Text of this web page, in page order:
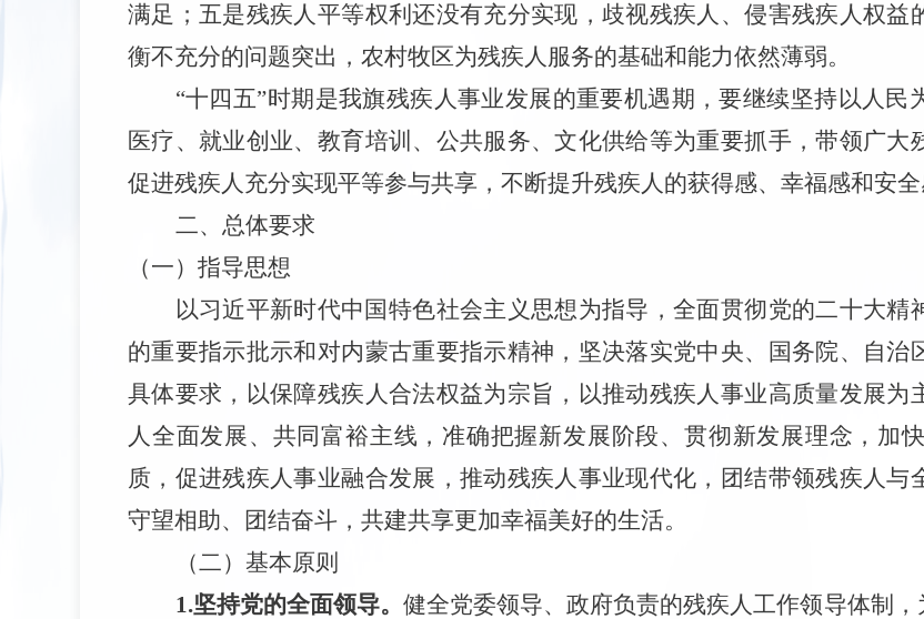
满足；五是残疾人平等权利还没有充分实现，歧视残疾人、侵害残疾人权
衡不充分的问题突出，农村牧区为残疾人服务的基础和能力依然薄弱。
“十四五”时期是我旗残疾人事业发展的重要机遇期，要继续坚持以人民
医疗、就业创业、教育培训、公共服务、文化供给等为重要抓手，带领广大
促进残疾人充分实现平等参与共享，不断提升残疾人的获得感、幸福感和安全
二、 总体要求
（一）指导思想
以习近平新时代中国特色社会主义思想为指导，全面贯彻党的二十大
的重要指示批示和对内蒙古重要指示精神，坚决落实党中央、国务院、
自治
具体要求，以保障残疾人合法权益为宗旨，以推动残疾人事业高质量发展为
人全面发展、共同富裕主线，准确把握新发展阶段、贯彻新发展理念， 加
质，促进残疾人事业融合发展，推动残疾人事业现代化， 团结带领残疾人与
守望相助、团结奋斗，共建共享更加幸福美好的生活。
（二）基本原则
1.坚持党的全面领导。健全党委领导、政府负责的残疾人工作领导体制